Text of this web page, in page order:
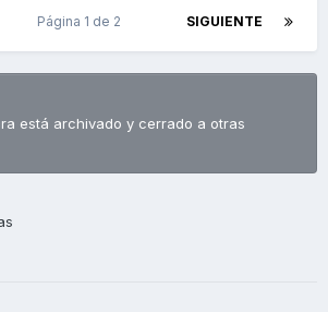
SIGUIENTE
Página 1 de 2
está archivado y cerrado a otras